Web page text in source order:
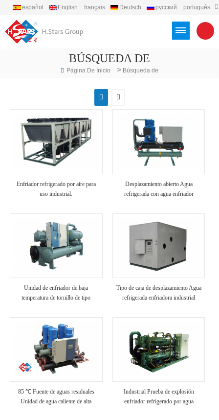
español English français Deutsch русский
português
BÚSQUEDA DE
Página De Inicio > Búsqueda de
Enfriador refrigerado por aire para
uso industrial.
Desplazamiento abierto Agua
refrigerada con agua enfriador
Unidad de enfriador de baja
temperatura de tornillo de tipo
Tipo de caja de desplazamiento Agua
refrigerada enfriadora industrial
85 ℃ Fuente de aguas residuales
Unidad de agua caliente de alta
Industrial Prueba de explosión
enfriador refrigerado por agua